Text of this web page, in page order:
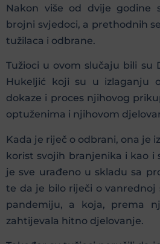
Nakon više od dvije godine
brojni svjedoci, a prethodnih
tužilaca i odbrane.
Tužioci u ovom slučaju bili su
Hukeljić koji su u izlaganju
dokaze i proces njihovog
optuženima i njihovom
Kada je riječ o odbrani, ona je
korist svojih branjenika i kao i
je sve urađeno u skladu sa
te da je bilo riječi o vanrednoj
pandemiju, a koja, prema
zahtijevala hitno djelovanje.